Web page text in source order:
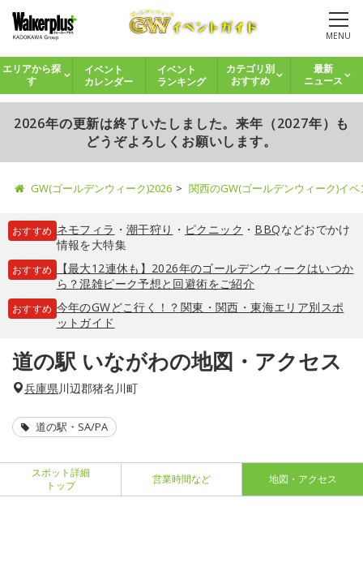
MENU
エリアから探
す
イベント
カレンダー
イベント
ランキング
カテゴリ別
おすすめ
最新
ニュース
2026年の更新は終了いたしました。来年（2027年）も
どうぞよろしくお願いします。
GW(ゴールデンウィーク)2026 関西のGW(ゴールデンウィーク)イ
おすすめ ネモフィラ ・ 潮干狩り ・ ピクニック ・ BBQなどおでかけ
情報を大特集
おすすめ
【最大12連休も】2026年のゴールデンウィークはいつか
ら？混雑ピーク予想と回避術をご紹介
おすすめ 今年のGWどこ行く！？関東・関西・東海エリア別スポ
ットガイド
道の駅 いながわの地図・アクセス
兵庫県川辺郡猪名川町
道の駅・SA/PA
スポット詳細
トップ
営業時間など 地図・アクセス